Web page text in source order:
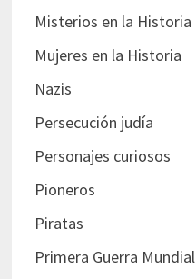
Misterios en la Historia
Mujeres en la Historia
Nazis
Persecución judía
Personajes curiosos
Pioneros
Piratas
Primera Guerra Mundial